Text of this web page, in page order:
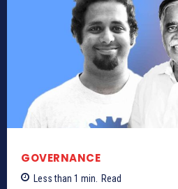
GOVERNANCE
Less than 1 min. Read